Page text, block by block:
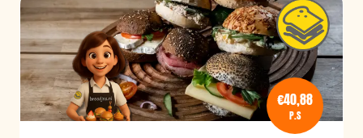
€40,88
P.S